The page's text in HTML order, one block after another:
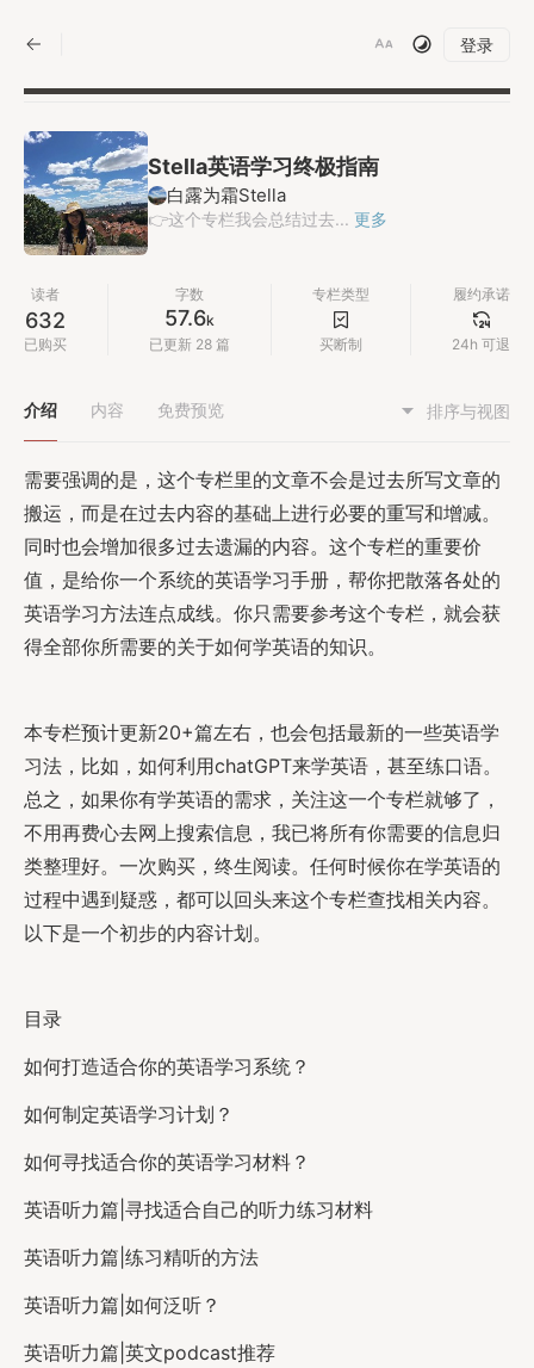
登录
Stella英语学习终极指南
白露为霜Stella
👉这个专栏我会总结过去... 更多
读者
632
已购买
字数
57.6k
已更新 28 篇
专栏类型
买断制
履约承诺
24h 可退
介绍 内容 免费预览 排序与视图
需要强调的是，这个专栏里的文章不会是过去所写文章的
搬运，而是在过去内容的基础上进行必要的重写和增减。
同时也会增加很多过去遗漏的内容。这个专栏的重要价
值，是给你一个系统的英语学习手册，帮你把散落各处的
英语学习方法连点成线。你只需要参考这个专栏，就会获
得全部你所需要的关于如何学英语的知识。
本专栏预计更新20+篇左右，也会包括最新的一些英语学
习法，比如，如何利用chatGPT来学英语，甚至练口语。
总之，如果你有学英语的需求，关注这一个专栏就够了，
不用再费心去网上搜索信息，我已将所有你需要的信息归
类整理好。一次购买，终生阅读。任何时候你在学英语的
过程中遇到疑惑，都可以回头来这个专栏查找相关内容。
以下是一个初步的内容计划。
目录
如何打造适合你的英语学习系统？
如何制定英语学习计划？
如何寻找适合你的英语学习材料？
英语听力篇|寻找适合自己的听力练习材料
英语听力篇|练习精听的方法
英语听力篇|如何泛听？
英语听力篇|英文podcast推荐